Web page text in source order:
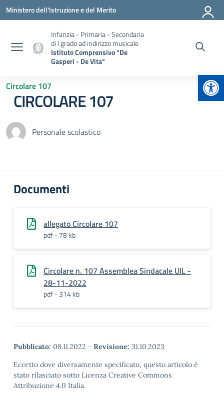
Vai ai contenuti
Vai al menu di navigazione
Vai al footer
Ministero dell'Istruzione e del Merito
Infanzia - Primaria - Secondaria
di I grado ad indirizzo musicale
Istituto Comprensivo "De
Gasperi - De Vita"
Circolare 107
CIRCOLARE 107
Personale scolastico
Documenti
allegato Circolare 107
pdf - 78 kb
Circolare n. 107 Assemblea Sindacale UIL -
28-11-2022
pdf - 314 kb
Pubblicato: 08.11.2022 - Revisione: 31.10.2023
Eccetto dove diversamente specificato, questo articolo è
stato rilasciato sotto Licenza Creative Commons
Attribuzione 4.0 Italia.